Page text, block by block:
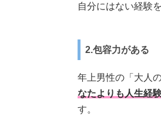
自分にはない経験
2.包容力がある
年上男性の「大人
なたよりも人生経
す。